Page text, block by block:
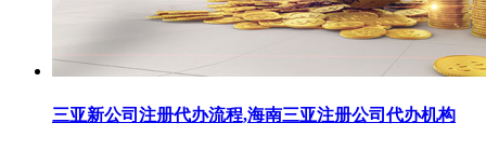
三亚新公司注册代办流程,海南三亚注册公司代办机构